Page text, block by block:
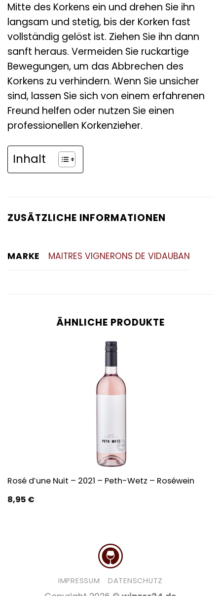
Mitte des Korkens ein und drehen Sie ihn
langsam und stetig, bis der Korken fast
vollständig gelöst ist. Ziehen Sie ihn dann
sanft heraus. Vermeiden Sie ruckartige
Bewegungen, um das Abbrechen des
Korkens zu verhindern. Wenn Sie unsicher
sind, lassen Sie sich von einem erfahrenen
Freund helfen oder nutzen Sie einen
professionellen Korkenzieher.
Inhalt
ZUSÄTZLICHE INFORMATIONEN
MARKE MAITRES VIGNERONS DE VIDAUBAN
ÄHNLICHE PRODUKTE
Rosé d’une Nuit – 2021 – Peth-Wetz – Roséwein
8,95 €
IMPRESSUM DATENSCHUTZ